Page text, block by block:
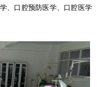
、口腔预防医学、口腔医学